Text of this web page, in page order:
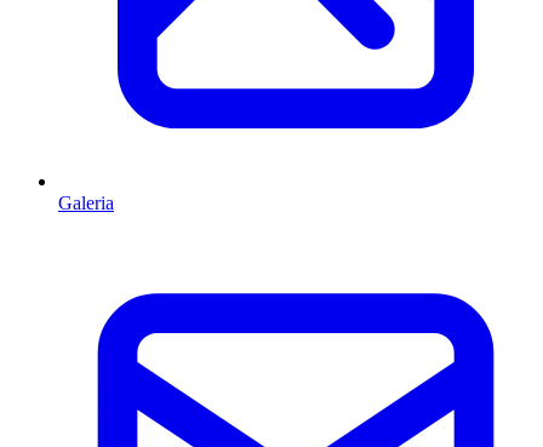
Galeria